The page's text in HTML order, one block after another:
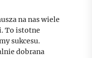
na nas wiele
To istotne
sukcesu.
dobrana